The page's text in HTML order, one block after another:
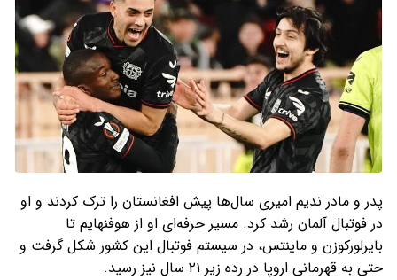
پدر و مادر ندیم امیری سال‌ها پیش افغانستان را ترک کردند و او
در فوتبال آلمان رشد کرد. مسیر حرفه‌ای او از هوفنهایم تا
بایرلورکوزن و ماینتس، در سیستم فوتبال این کشور شکل گرفت و
حتی به قهرمانی اروپا در رده زیر ۲۱ سال نیز رسید.